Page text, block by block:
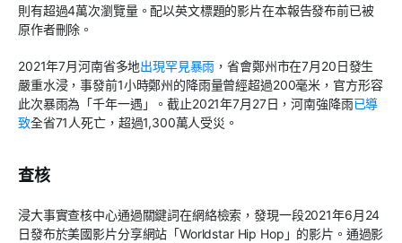
則有超過4萬次瀏覽量。配以英文標題的影片在本報告發布前已被
原作者刪除。
2021年7月河南省多地出現罕見暴雨 ，省會鄭州市在7月20日發生
嚴重水浸，事發前1小時鄭州的降雨量曾經超過200毫米，官方形容
此次暴雨為「千年一遇」。截止2021年7月27日，河南強降雨已導
致全省71人死亡，超過1,300萬人受災。
查核
浸大事實查核中心通過關鍵詞在網絡檢索，發現一段2021年6月24
日發布於美國影片分享網站「Worldstar Hip Hop」的影片。通過影